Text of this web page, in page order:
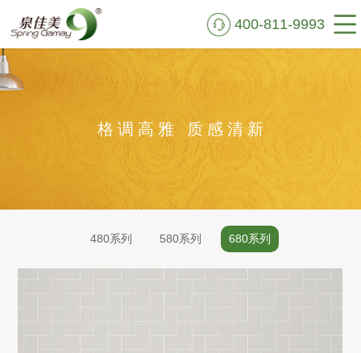
400-811-9993
首页
走进泉佳美
硅藻泥鉴别
艺术肌理
新闻资讯
格调高雅 质感清新
480系列 580系列 680系列